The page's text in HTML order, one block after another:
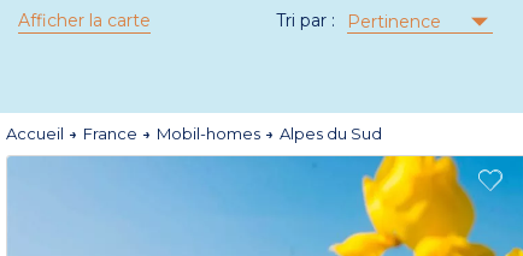
Afficher la carte Tri par : Pertinence
Accueil France Mobil-homes Alpes du Sud